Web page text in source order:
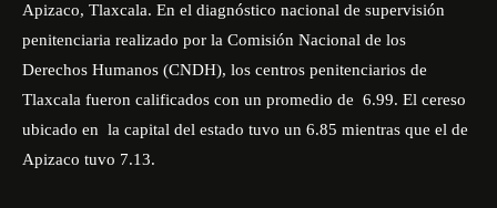
Apizaco, Tlaxcala. En el diagnóstico nacional de supervisión
penitenciaria realizado por la Comisión Nacional de los
Derechos Humanos (CNDH), los centros penitenciarios de
Tlaxcala fueron calificados con un promedio de 6.99. El cereso
ubicado en la capital del estado tuvo un 6.85 mientras que el de
Apizaco tuvo 7.13.